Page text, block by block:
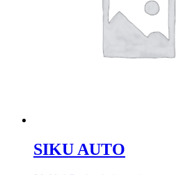
SIKU AUTO